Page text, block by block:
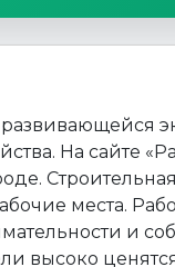
На сайте
места.
и
высоко